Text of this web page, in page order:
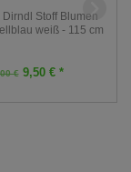
Dirndl Stoff Blumen
weiß - 115 cm
€9,50 € *